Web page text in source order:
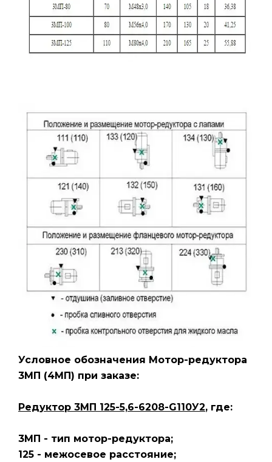
Условное обозначения Мотор-редуктора
3МП (4МП) при заказе:
Редуктор 3МП 125-5,6-6208-G110У2, где:
3МП - тип мотор-редуктора;
125 - межосевое расстояние;